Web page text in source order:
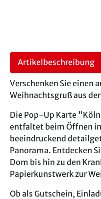
Artikelbeschreibung
Verschenken Sie einen
Weihnachtsgruß aus
Die Pop-Up Karte
entfaltet beim Öffnen
beeindruckend
Panorama. Entdecken
Dom bis hin zu den
Papierkunstwerk zur
Ob als Gutschein,